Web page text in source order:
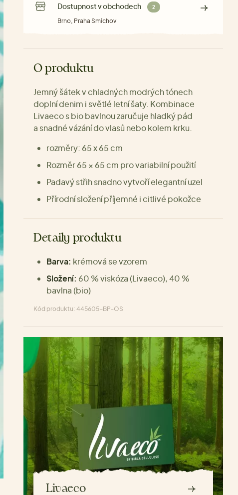
Dostupnost v obchodech 2
Brno, Praha Smíchov
O produktu
Jemný šátek v chladných modrých tónech
doplní denim i světlé letní šaty. Kombinace
Livaeco s bio bavlnou zaručuje hladký pád
a snadné vázání do vlasů nebo kolem krku.
rozměry: 65 x 65 cm
Rozměr 65 × 65 cm pro variabilní použití
Padavý střih snadno vytvoří elegantní uzel
Přírodní složení příjemné i citlivé pokožce
Detaily produktu
Barva: krémová se vzorem
Složení: 60 % viskóza (Livaeco), 40 %
bavlna (bio)
Kód produktu: 445605-BP-OS
Livaeco